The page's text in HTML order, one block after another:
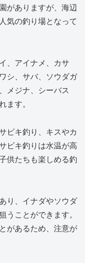
がありますが、海辺
気の釣り場となって
、アイナメ、カサ
シ、サバ、ソウダガ
メジナ、シーバス
ます。
ビキ釣り、キスやカ
ビキ釣りは水温が高
供たちも楽しめる釣
り、イナダやソウダ
うことができます。
があるため、注意が